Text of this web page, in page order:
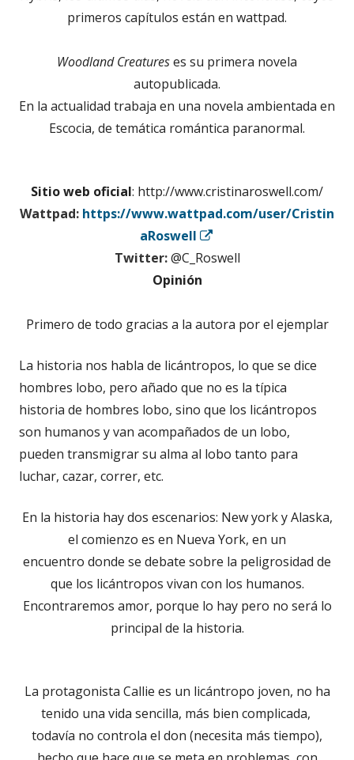
primeros capítulos están en wattpad.
Woodland Creatureses su primera novela
autopublicada.
En la actualidad trabaja en una novela ambientada en
Escocia, de temática romántica paranormal.
Sitio web oficial: http://www.cristinaroswell.com/
Wattpad: https://www.wattpad.com/user/Cristin
aRoswell
una
Twitter:@C_Roswell
Opinión
Primero de todo gracias a la autora por el ejemplar
La historia nos habla de licántropos, lo que se dice
hombres lobo, pero añado que no es la típica
historia de hombres lobo, sino que los licántropos
son humanos y van acompañados de un lobo,
pueden transmigrar su alma al lobo tanto para
luchar, cazar, correr, etc.
En la historia hay dos escenarios: New york y Alaska,
el comienzo es en Nueva York, en un
encuentro donde se debate sobre la peligrosidad de
que los licántropos vivan con los humanos.
Encontraremos amor, porque lo hay pero no será lo
principal de la historia.
La protagonista Callie es un licántropo joven, no ha
tenido una vida sencilla, más bien complicada,
todavía no controla el don (necesita más tiempo),